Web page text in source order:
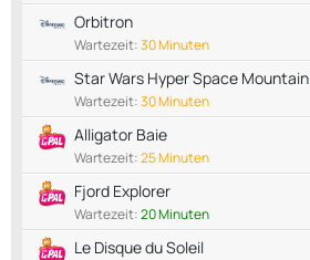
Orbitron
Wartezeit:30 Minuten
Star Wars Hyper Space Mountain
Wartezeit:30 Minuten
Alligator Baie
Wartezeit:25 Minuten
Fjord Explorer
Wartezeit:20 Minuten
Le Disque du Soleil